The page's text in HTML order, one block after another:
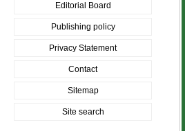
Editorial Board
Publishing policy
Privacy Statement
Contact
Sitemap
Site search